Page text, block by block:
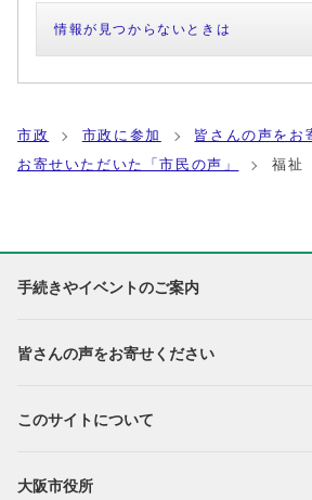
情報が見つからないときは
市政 市政に参加
皆さんの声をお
お寄せいただいた「市民の声」
福祉
手続きやイベントのご案内
皆さんの声をお寄せください
このサイトについて
大阪市役所